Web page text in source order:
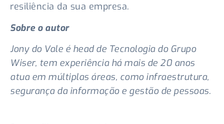
resiliência da sua empresa.
Sobre o autor
Jony do Vale é head de Tecnologia do Grupo
Wiser, tem experiência há mais de 20 anos
atua em múltiplas áreas, como infraestrutura,
segurança da informação e gestão de pessoas.